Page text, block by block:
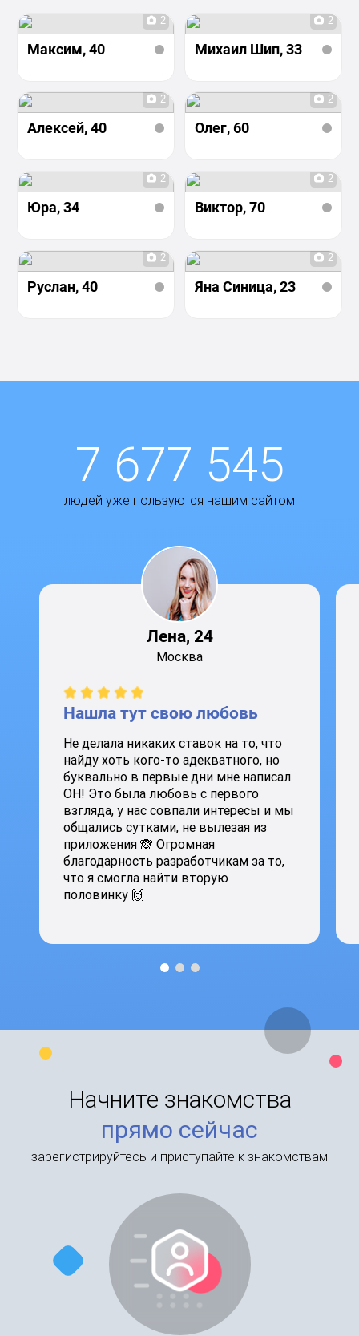
2
Максим, 40
2
Михаил Шип, 33
2
Алексей, 40
2
Олег, 60
2
Юра, 34
2
Виктор, 70
2
Руслан, 40
2
Яна Синица, 23
7 677 545
людей уже пользуются нашим сайтом
Лена, 24
Москва
Нашла тут свою любовь
Не делала никаких ставок на то, что
найду хоть кого-то адекватного, но
буквально в первые дни мне написал
ОН! Это была любовь с первого
взгляда, у нас совпали интересы и мы
общались сутками, не вылезая из
приложения 🙈 Огромная
благодарность разработчикам за то,
что я смогла найти вторую
половинку 🙌
Начните знакомства
прямо сейчас
зарегистрируйтесь и приступайте к знакомствам